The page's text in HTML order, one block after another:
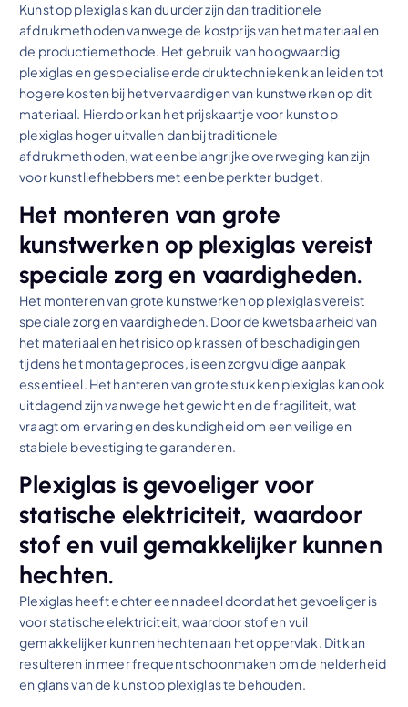
Kunst op plexiglas kan duurder zijn dan traditionele
afdrukmethoden vanwege de kostprijs van het materiaal en
de productiemethode. Het gebruik van hoogwaardig
plexiglas en gespecialiseerde druktechnieken kan leiden tot
hogere kosten bij het vervaardigen van kunstwerken op dit
materiaal. Hierdoor kan het prijskaartje voor kunst op
plexiglas hoger uitvallen dan bij traditionele
afdrukmethoden, wat een belangrijke overweging kan zijn
voor kunstliefhebbers met een beperkter budget.
Het monteren van grote
kunstwerken op plexiglas vereist
speciale zorg en vaardigheden.
Het monteren van grote kunstwerken op plexiglas vereist
speciale zorg en vaardigheden. Door de kwetsbaarheid van
het materiaal en het risico op krassen of beschadigingen
tijdens het montageproces, is een zorgvuldige aanpak
essentieel. Het hanteren van grote stukken plexiglas kan ook
uitdagend zijn vanwege het gewicht en de fragiliteit, wat
vraagt om ervaring en deskundigheid om een veilige en
stabiele bevestiging te garanderen.
Plexiglas is gevoeliger voor
statische elektriciteit, waardoor
stof en vuil gemakkelijker kunnen
hechten.
Plexiglas heeft echter een nadeel doordat het gevoeliger is
voor statische elektriciteit, waardoor stof en vuil
gemakkelijker kunnen hechten aan het oppervlak. Dit kan
resulteren in meer frequent schoonmaken om de helderheid
en glans van de kunst op plexiglas te behouden.